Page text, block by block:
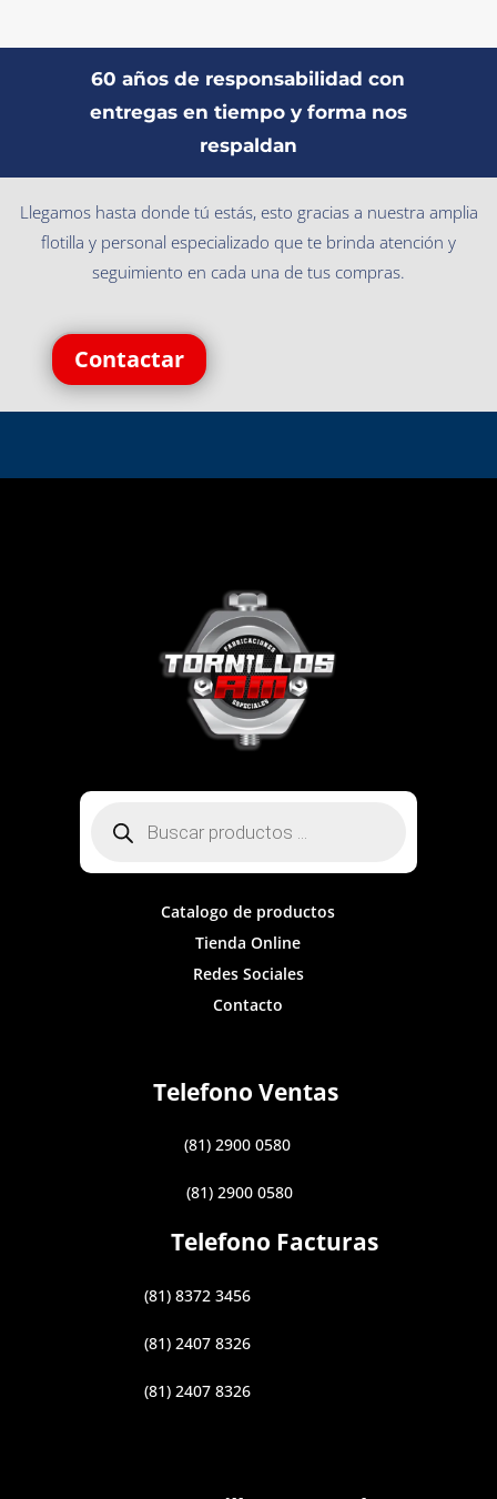
60 años de responsabilidad con
entregas en tiempo y forma nos
respaldan
Llegamos hasta donde tú estás, esto gracias a nuestra amplia
flotilla y personal especializado que te brinda atención y
seguimiento en cada una de tus compras.
Contactar
productos
Catalogo de productos
Tienda Online
Redes Sociales
Contacto
Telefono Ventas
(81) 2900 0580
(81) 2900 0580
Telefono Facturas
(81) 8372 3456
(81) 2407 8326
(81) 2407 8326